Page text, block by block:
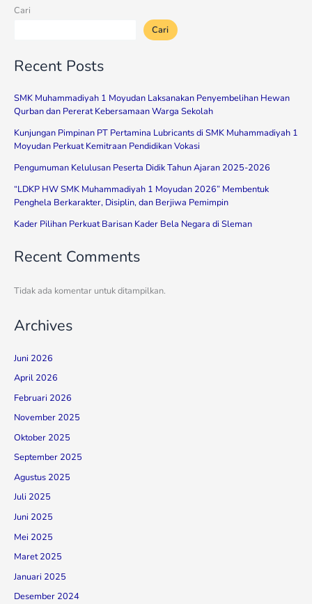
Cari
Cari
Recent Posts
SMK Muhammadiyah 1 Moyudan Laksanakan Penyembelihan Hewan
Qurban dan Pererat Kebersamaan Warga Sekolah
Kunjungan Pimpinan PT Pertamina Lubricants di SMK Muhammadiyah 1
Moyudan Perkuat Kemitraan Pendidikan Vokasi
Pengumuman Kelulusan Peserta Didik Tahun Ajaran 2025-2026
“LDKP HW SMK Muhammadiyah 1 Moyudan 2026” Membentuk
Penghela Berkarakter, Disiplin, dan Berjiwa Pemimpin
Kader Pilihan Perkuat Barisan Kader Bela Negara di Sleman
Recent Comments
Tidak ada komentar untuk ditampilkan.
Archives
Juni 2026
April 2026
Februari 2026
November 2025
Oktober 2025
September 2025
Agustus 2025
Juli 2025
Juni 2025
Mei 2025
Maret 2025
Januari 2025
Desember 2024